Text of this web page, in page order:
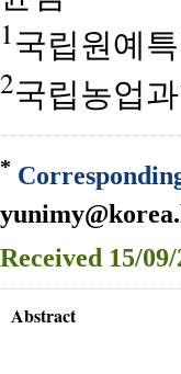
1국립원예
2국립농업
*
Received 15/
Abstract